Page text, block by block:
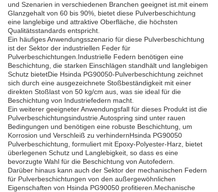
und Szenarien in verschiedenen Branchen geeignet ist.mit einem
Glanzgehalt von 60 bis 90%, bietet diese Pulverbeschichtung
eine langlebige und attraktive Oberfläche, die höchsten
Qualitätsstandards entspricht.
Ein häufiges Anwendungsszenario für diese Pulverbeschichtung
ist der Sektor der industriellen Feder für
Pulverbeschichtungen.Industrielle Federn benötigen eine
Beschichtung, die starken Einschlägen standhält und langlebigen
Schutz bietetDie Hsinda PG90050-Pulverbeschichtung zeichnet
sich durch eine ausgezeichnete Stoßbeständigkeit mit einer
direkten Stoßlast von 50 kg/cm aus, was sie ideal für die
Beschichtung von Industriefedern macht.
Ein weiterer geeigneter Anwendungsfall für dieses Produkt ist die
Pulverbeschichtungsindustrie.Autospring sind unter rauen
Bedingungen und benötigen eine robuste Beschichtung, um
Korrosion und Verschleiß zu verhindernHsinda PG90050
Pulverbeschichtung, formuliert mit Epoxy-Polyester-Harz, bietet
überlegenen Schutz und Langlebigkeit, so dass es eine
bevorzugte Wahl für die Beschichtung von Autofedern.
Darüber hinaus kann auch der Sektor der mechanischen Federn
für Pulverbeschichtungen von den außergewöhnlichen
Eigenschaften von Hsinda PG90050 profitieren.Mechanische